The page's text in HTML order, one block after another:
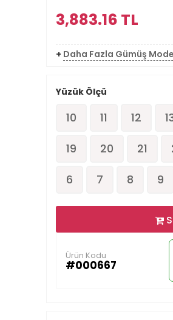
3,883.16 TL
+ Daha Fazla Gümüş
Yüzük Ölçü
10 11 12
19 20 21
6 7 8 9
Ürün Kodu
#000667